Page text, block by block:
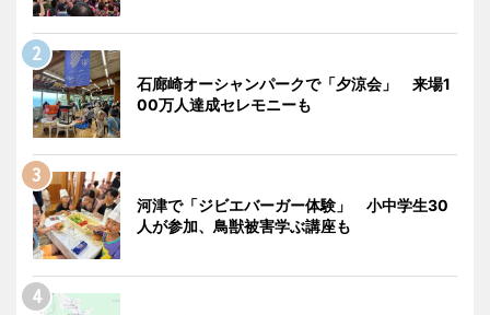
石廊崎オーシャンパークで「夕涼会」 来場1
00万人達成セレモニーも
河津で「ジビエバーガー体験」 小中学生30
人が参加、鳥獣被害学ぶ講座も